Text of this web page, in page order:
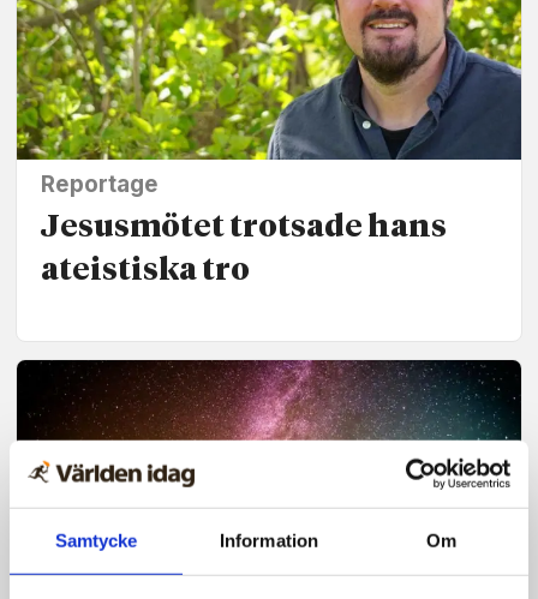
Samtycke Information Om
Reportage
Jesusmötet trotsade hans
ateistiska tro